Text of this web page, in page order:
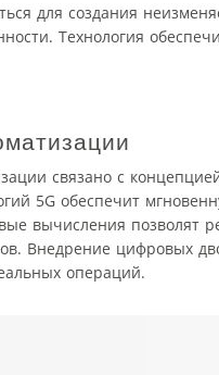
для создания
Технология
связано с
5G обеспечит
вычисления позволят
Внедрение цифровых
операций.